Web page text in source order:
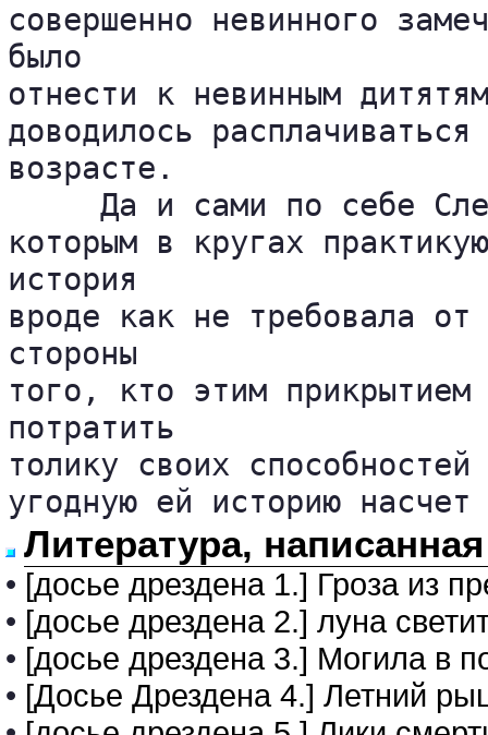
совершенно невинного
было
отнести к невинным
доводилось
возрасте.
Да и сами по себе
которым в кругах
история
вроде как не требовала от
стороны
того, кто этим
потратить
толику своих
угодную ей историю насчет
Литература,
• [досье дрездена 1.] Гроза из
• [досье дрездена 2.] луна
• [досье дрездена 3.] Могила в
• [Досье Дрездена 4.] Летний